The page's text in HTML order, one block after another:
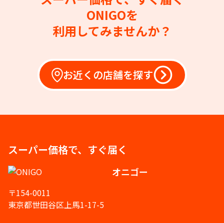
ONIGOを
利用してみませんか？
お近くの店舗を探す
スーパー価格で、すぐ届く
オニゴー
〒154-0011
東京都世田谷区上馬1-17-5